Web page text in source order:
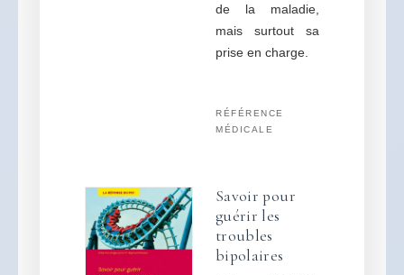
de la maladie,
mais surtout sa
prise en charge.
RÉFÉRENCE
MÉDICALE
Savoir pour
guérir les
troubles
bipolaires